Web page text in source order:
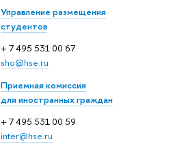
Управление размещения
студентов
+ 7 495 531 00 67
sho@hse.ru
Приемная комиссия
для иностранных граждан
+ 7 495 531 00 59
inter@hse.ru